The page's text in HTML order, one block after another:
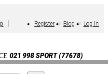
Register Blog Log In
021 998 SPORT (77678)